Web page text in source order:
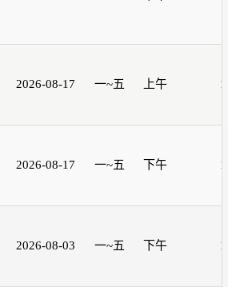
2026-08-17 一~五 上午
2026-08-17 一~五 下午
2026-08-03 一~五 下午